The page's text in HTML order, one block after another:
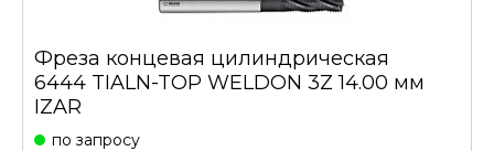
Фреза концевая цилиндрическая
6444 TIALN-TOP WELDON 3Z 14.00 мм
IZAR
по запросу